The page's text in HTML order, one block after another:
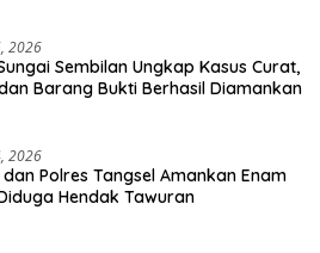
2026
Sembilan Ungkap Kasus Curat,
Barang Bukti Berhasil Diamankan
2026
Polres Tangsel Amankan Enam
Hendak Tawuran